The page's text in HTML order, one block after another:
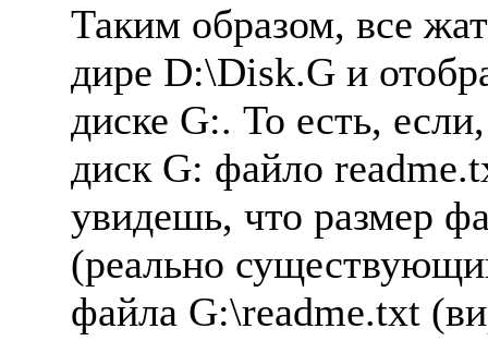
Таким образом, все
дире D:\Disk.G и
диске G:. То есть,
диск G: файло
увидешь, что размер
(реально
файла G:\readme.txt